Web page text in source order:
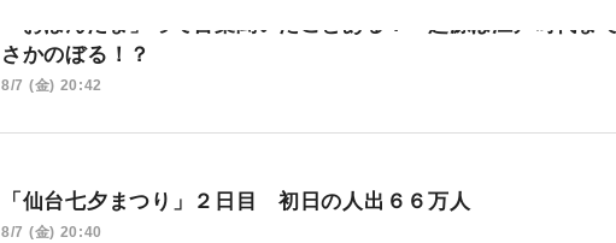
「おぼんだま」って言葉聞いたことある？ 起源は江戸時代まで
さかのぼる！？
8/7 (金) 20:42
「仙台七夕まつり」２日目 初日の人出６６万人
8/7 (金) 20:40